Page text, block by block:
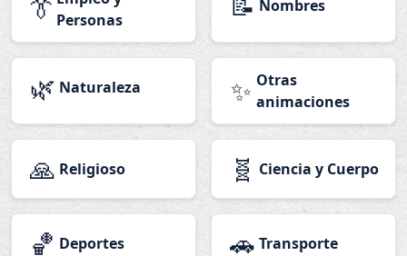
👔 Personas
Nombres
🌿 Naturaleza ✨ Otras
animaciones
🙏 Religioso 🧬 Ciencia y Cuerpo
🏀 Deportes 🚗 Transporte